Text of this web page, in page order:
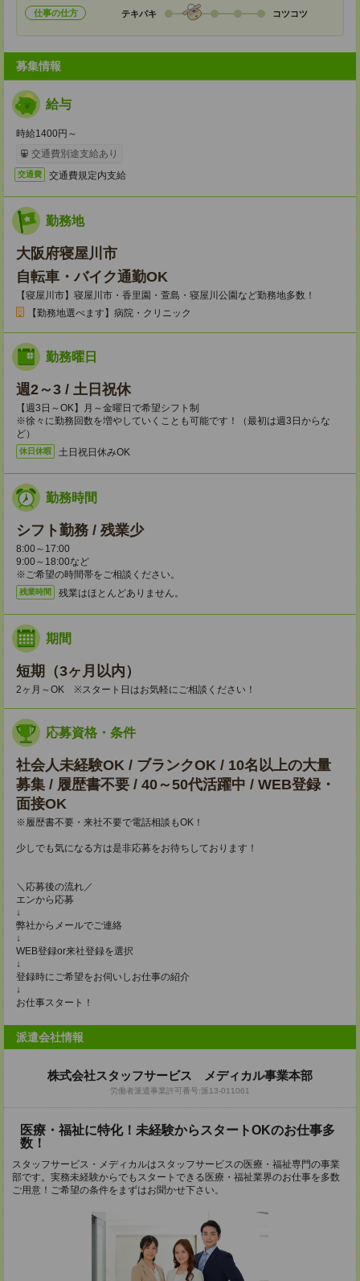
仕事の仕方 テキパキ コツコツ
募集情報
給与
時給1400円～
交通費別途支給あり
交通費 交通費規定内支給
勤務地
大阪府寝屋川市
自転車・バイク通勤OK
【寝屋川市】寝屋川市・香里園・萱島・寝屋川公園など勤務地多数！
【勤務地選べます】病院・クリニック
勤務曜日
週2～3 / 土日祝休
【週3日～OK】月～金曜日で希望シフト制
※徐々に勤務回数を増やしていくことも可能です！（最初は週3日からな
ど）
休日休暇 土日祝日休みOK
勤務時間
シフト勤務 / 残業少
8:00～17:00
9:00～18:00など
※ご希望の時間帯をご相談ください。
残業時間 残業はほとんどありません。
期間
短期（3ヶ月以内）
2ヶ月～OK ※スタート日はお気軽にご相談ください！
応募資格・条件
社会人未経験OK / ブランクOK / 10名以上の大量
募集 / 履歴書不要 / 40～50代活躍中 / WEB登録・
面接OK
※履歴書不要・来社不要で電話相談もOK！
少しでも気になる方は是非応募をお待ちしております！
＼応募後の流れ／
エンから応募
↓
弊社からメールでご連絡
↓
WEB登録or来社登録を選択
↓
登録時にご希望をお伺いしお仕事の紹介
↓
お仕事スタート！
派遣会社情報
株式会社スタッフサービス メディカル事業本部
労働者派遣事業許可番号:派13-011061
医療・福祉に特化！未経験からスタートOKのお仕事多
数！
スタッフサービス・メディカルはスタッフサービスの医療・福祉専門の事業
部です。実務未経験からでもスタートできる医療・福祉業界のお仕事を多数
ご用意！ご希望の条件をまずはお聞かせ下さい。